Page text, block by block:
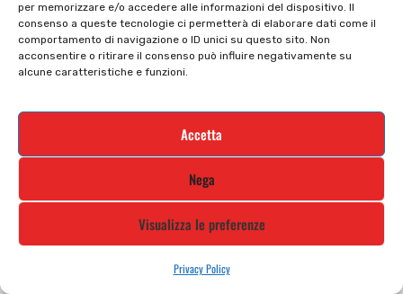
per memorizzare e/o accedere alle informazioni del dispositivo. Il
consenso a queste tecnologie ci permetterà di elaborare dati come il
comportamento di navigazione o ID unici su questo sito. Non
acconsentire o ritirare il consenso può influire negativamente su
alcune caratteristiche e funzioni.
Accetta
Nega
Visualizza le preferenze
Privacy Policy
Cookie policy
Supporto e contatti
Termini e condizioni
Resi e rimborsi
Iscriviti alla nostra newsletter e rimani